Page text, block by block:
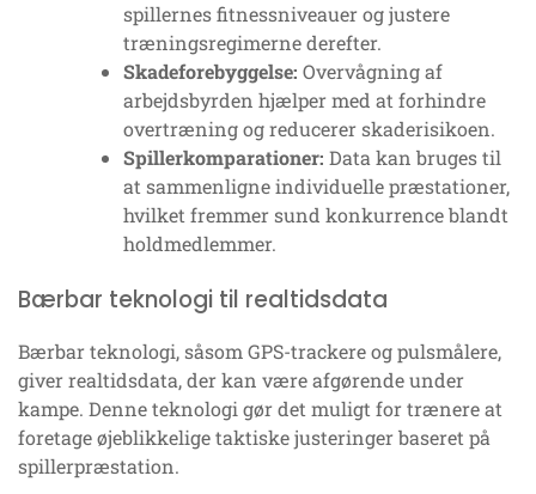
spillernes fitnessniveauer og justere
træningsregimerne derefter.
Skadeforebyggelse: Overvågning af
arbejdsbyrden hjælper med at forhindre
overtræning og reducerer skaderisikoen.
Spillerkomparationer: Data kan bruges til
at sammenligne individuelle præstationer,
hvilket fremmer sund konkurrence blandt
holdmedlemmer.
Bærbar teknologi til realtidsdata
Bærbar teknologi, såsom GPS-trackere og pulsmålere,
giver realtidsdata, der kan være afgørende under
kampe. Denne teknologi gør det muligt for trænere at
foretage øjeblikkelige taktiske justeringer baseret på
spillerpræstation.